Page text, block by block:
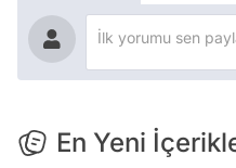
En Yeni